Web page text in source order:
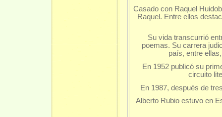
Casado con Raquel
Raquel. Entre ellos
Su vida transcurrió
poemas. Su carrera
país, entre
En 1952 publicó su
circuito
En 1987, después de
Alberto Rubio estuvo en